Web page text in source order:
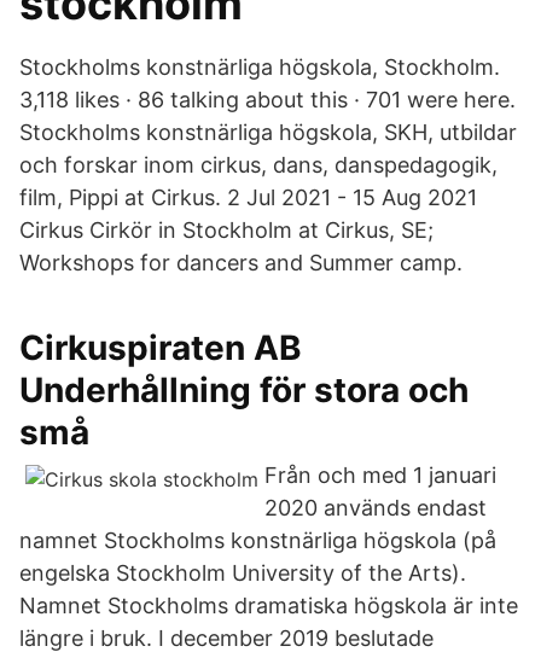
Stockholms konstnärliga högskola, Stockholm.
3,118 likes · 86 talking about this · 701 were here.
Stockholms konstnärliga högskola, SKH, utbildar
och forskar inom cirkus, dans, danspedagogik,
film, Pippi at Cirkus. 2 Jul 2021 - 15 Aug 2021
Cirkus Cirkör in Stockholm at Cirkus, SE;
Workshops for dancers and Summer camp.
Cirkuspiraten AB
Underhållning för stora och
små
Från och med 1 januari
2020 används endast
namnet Stockholms konstnärliga högskola (på
engelska Stockholm University of the Arts).
Namnet Stockholms dramatiska högskola är inte
längre i bruk. I december 2019 beslutade